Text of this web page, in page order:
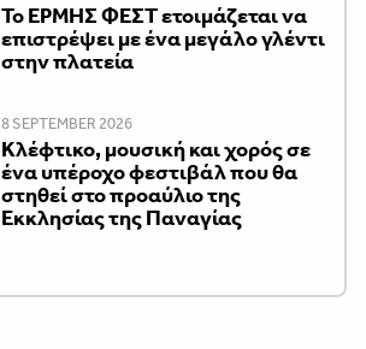
Το ΕΡΜΗΣ ΦΕΣΤ ετοιμάζεται να
επιστρέψει με ένα μεγάλο γλέντι
στην πλατεία
8 SEPTEMBER 2026
Κλέφτικο, μουσική και χορός σε
ένα υπέροχο φεστιβάλ που θα
στηθεί στο προαύλιο της
Εκκλησίας της Παναγίας